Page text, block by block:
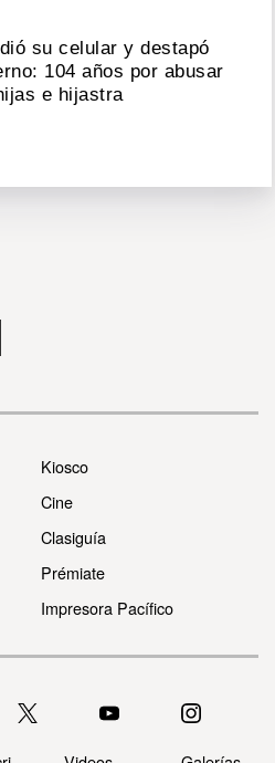
su celular y destapó
104 años por abusar
e hijastra
Kiosco
Cine
Clasiguía
Prémiate
Impresora Pacífico